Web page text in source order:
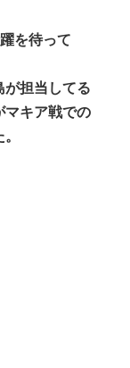
を待って
が担当してる
マキア戦での